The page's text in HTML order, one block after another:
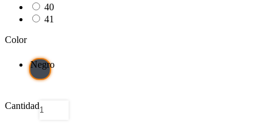
40
41
Color
Negro
Cantidad